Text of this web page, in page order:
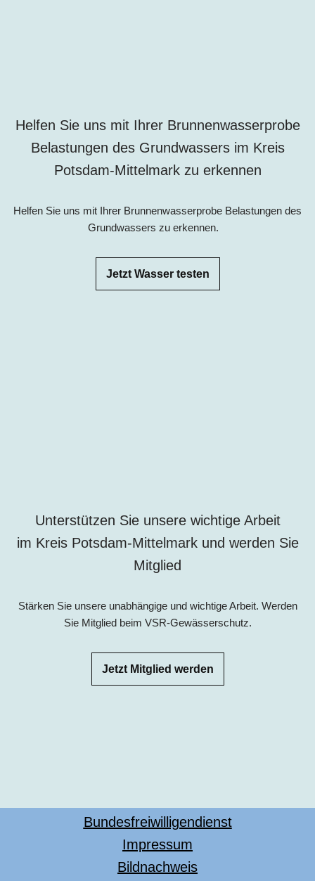
Helfen Sie uns mit Ihrer Brunnenwasserprobe
Belastungen des Grundwassers im Kreis
Potsdam-Mittelmark zu erkennen
Helfen Sie uns mit Ihrer Brunnenwasserprobe Belastungen des
Grundwassers zu erkennen.
Jetzt Wasser testen
Unterstützen Sie unsere wichtige Arbeit
im Kreis Potsdam-Mittelmark und werden Sie
Mitglied
Stärken Sie unsere unabhängige und wichtige Arbeit. Werden
Sie Mitglied beim VSR-Gewässerschutz.
Jetzt Mitglied werden
Bundesfreiwilligendienst
Impressum
Bildnachweis